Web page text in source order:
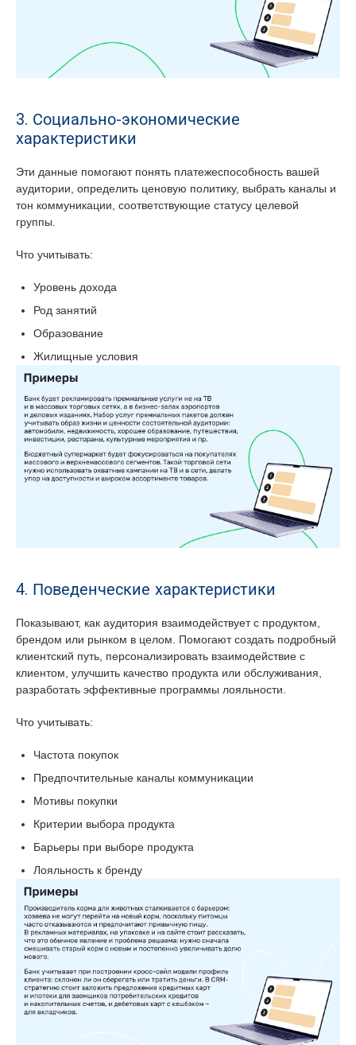
3. Социально-экономические
характеристики
Эти данные помогают понять платежеспособность вашей
аудитории, определить ценовую политику, выбрать каналы и
тон коммуникации, соответствующие статусу целевой
группы.
Что учитывать:
Уровень дохода
Род занятий
Образование
Жилищные условия
4. Поведенческие характеристики
Показывают, как аудитория взаимодействует с продуктом,
брендом или рынком в целом. Помогают создать подробный
клиентский путь, персонализировать взаимодействие с
клиентом, улучшить качество продукта или обслуживания,
разработать эффективные программы лояльности.
Что учитывать:
Частота покупок
Предпочтительные каналы коммуникации
Мотивы покупки
Критерии выбора продукта
Барьеры при выборе продукта
Лояльность к бренду